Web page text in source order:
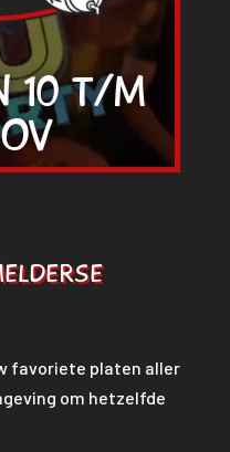
10 T/M
favoriete platen aller
om hetzelfde